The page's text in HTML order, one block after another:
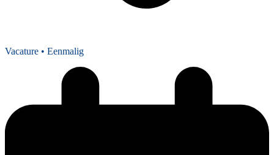
Vacature • Eenmalig